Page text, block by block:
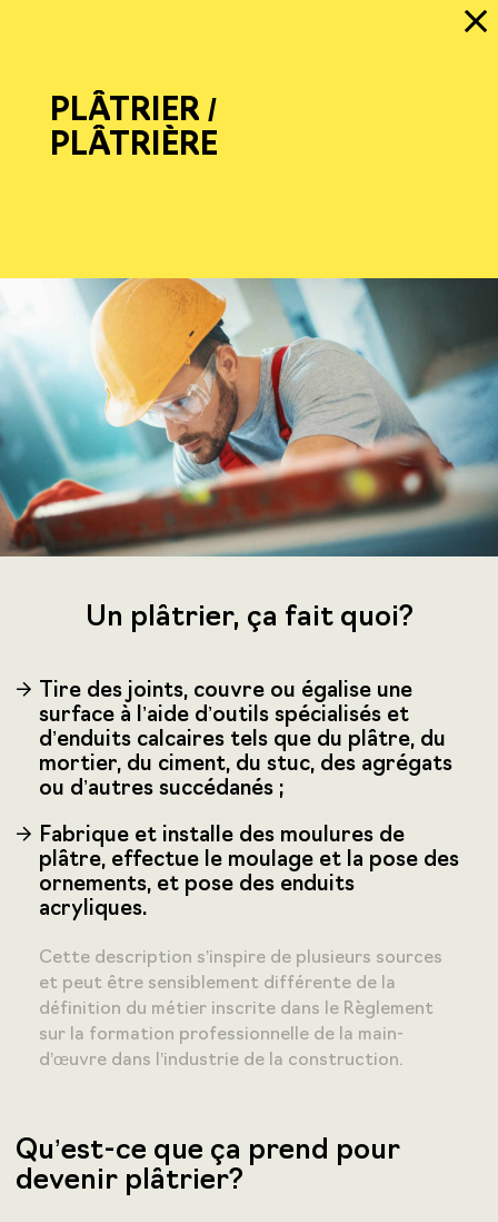
PLÂTRIER /
PLÂTRIÈRE
Un plâtrier, ça fait quoi?
Tire des joints, couvre ou égalise une
surface à l’aide d’outils spécialisés et
d’enduits calcaires tels que du plâtre, du
mortier, du ciment, du stuc, des agrégats
ou d’autres succédanés ;
Fabrique et installe des moulures de
plâtre, effectue le moulage et la pose des
ornements, et pose des enduits
acryliques.
Cette description s’inspire de plusieurs sources
et peut être sensiblement différente de la
définition du métier inscrite dans le Règlement
sur la formation professionnelle de la main-
d’œuvre dans l’industrie de la construction.
Qu’est-ce que ça prend pour
devenir plâtrier?